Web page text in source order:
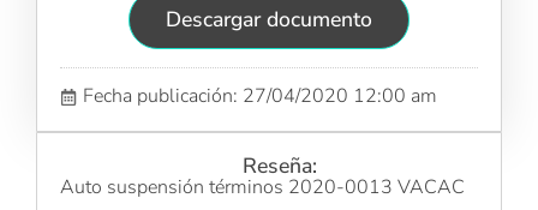
Descargar documento
Fecha publicación: 27/04/2020 12:00 am
Reseña:
Auto suspensión términos 2020-0013 VACAC